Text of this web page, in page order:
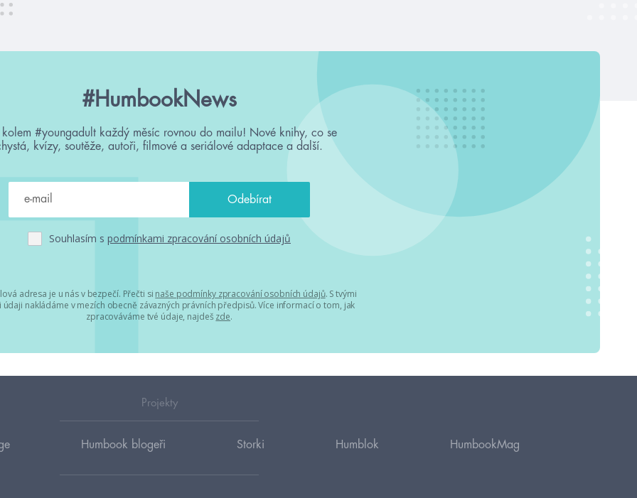
#HumbookNews
kolem #youngadult každý měsíc rovnou do mailu! Nové knihy, co se
kvízy, soutěže, autoři, filmové a seriálové adaptace a další.
Souhlasím s podmínkami zpracování osobních údajů
adresa je u nás v bezpečí. Přečti si naše podmínky zpracování osobních údajů. S tvými
nakládáme v mezích obecně závazných právních předpisů. Více informací o tom, jak
zpracováváme tvé údaje, najdeš zde.
Projekty
Humbook blogeři Storki Humblok HumbookMag